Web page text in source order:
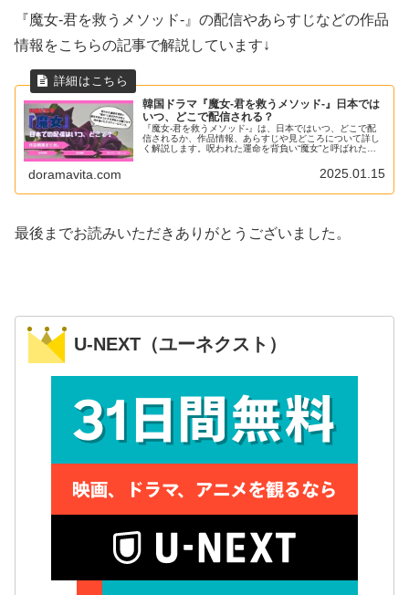
『魔女-君を救うメソッド-』の配信やあらすじなどの作品
情報をこちらの記事で解説しています↓
韓国ドラマ『魔女-君を救うメソッド-』日本では
いつ、どこで配信される？
『魔女-君を救うメソッド-』は、日本ではいつ、どこで配
信されるか、作品情報、あらすじや見どころについて詳し
く解説します。呪われた運命を背負い“魔女”と呼ばれた女
doramavita.com 2025.01.15
最後までお読みいただきありがとうございました。
U-NEXT（ユーネクスト）